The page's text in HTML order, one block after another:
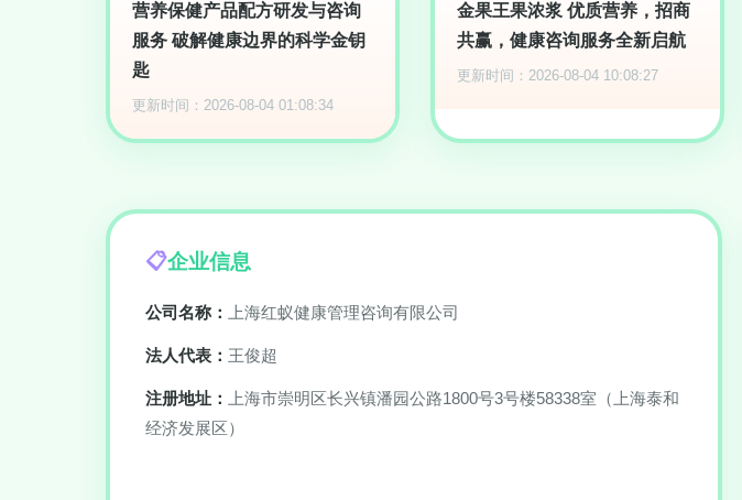
营养保健产品配方研发与咨询
服务 破解健康边界的科学金钥
匙
更新时间：2026-08-04 01:08:34
金果王果浓浆 优质营养，招商
共赢，健康咨询服务全新启航
更新时间：2026-08-04 10:08:27
企业信息
公司名称： 上海红蚁健康管理咨询有限公司
法人代表： 王俊超
注册地址：
上海市崇明区长兴镇潘园公路1800号3号楼58338室（上海泰和
经济发展区）